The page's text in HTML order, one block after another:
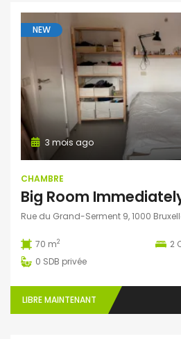
NEW
3 mois ago
CHAMBRE
Big Room
Rue du Grand-Serment 9, 1000
70 m2 2
0 SDB privée
LIBRE MAINTENANT